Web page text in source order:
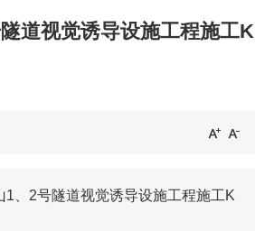
道视觉诱导设施工程施工K
、2号隧道视觉诱导设施工程施工K